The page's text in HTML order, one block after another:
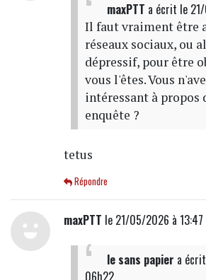
maxPTT a écrit le
Il faut vraiment être
réseaux sociaux, ou
dépressif, pour être
vous l'êtes. Vous
intéressant à propos
enquête ?
tetus
Répondre
maxPTT le 21/05/2026 à 13:47
le sans papier a écrit